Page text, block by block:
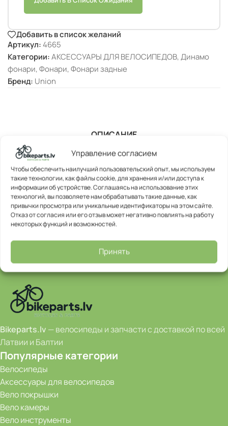
Управление согласием
Чтобы обеспечить наилучший пользовательский опыт, мы используем
такие технологии, как файлы cookie, для хранения и/или доступа к
информации об устройстве. Соглашаясь на использование этих
технологий, вы позволяете нам обрабатывать такие данные, как
привычки просмотра или уникальные идентификаторы на этом сайте.
Отказ от согласия или его отзыв может негативно повлиять на работу
некоторых функций и возможностей.
Принять
Добавить в список желаний
Артикул:4665
Категории:АКСЕССУАРЫ ДЛЯ ВЕЛОСИПЕДОВ,Динамо
фонари,Фонари,Фонари задные
Бренд: Union
ОПИСАНИЕ
Bikeparts.lv — велосипеды и запчасти с доставкой по всей
Латвии и Балтии
Популярные категории
Велосипеды
Аксессуары для велосипедов
Вело покрышки
Вело камеры
Вело инструменты